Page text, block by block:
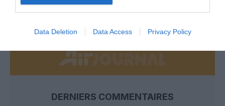
Data Deletion Data Access Privacy Policy
NOUS SOUTENIR
DERNIERS COMMENTAIRES